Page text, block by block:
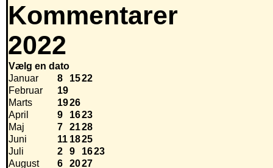
Kommentarer
2022
Vælg en dato
Januar
8 1522
Februar
19
Marts
1926
April
9 1623
Maj
7 2128
Juni
11 1825
Juli
2 9 1623
August
6 2027